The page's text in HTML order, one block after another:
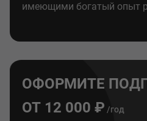
имеющими богатый опыт
ОФОРМИТЕ
ОТ 12 000 ₽ /год